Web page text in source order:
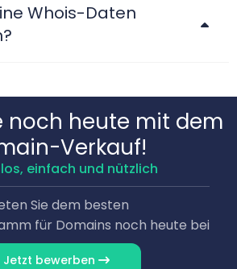
Whois-Daten
noch heute mit dem
Verkauf!
einfach und nützlich
Sie dem besten
für Domains noch heute bei
Jetzt bewerben